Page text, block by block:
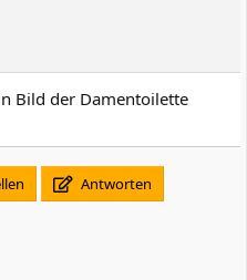
Bild der Damentoilette
Antworten